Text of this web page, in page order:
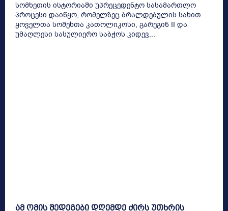
სომხეთის ისტორიაში უპრეცედენტო სასამართლო
პროცესი დაიწყო, რომელზეც ბრალდებულის სახით
ყოველთა სომეხთა კათოლიკოსი, გარეგინ II და
უმაღლესი სასულიერო საბჭოს კიდევ...
ამ ომის შედეგები დღემდე ძირს უთხრის